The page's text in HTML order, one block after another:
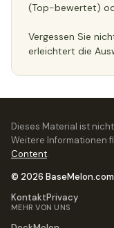
(Top-bewertet)
Vergessen Sie
erleichtert die
Dieses Material ist
Weitere Informationen
Content.
© 2026 BaseMelon.com
KontaktPrivacy
MEHR VON UNS